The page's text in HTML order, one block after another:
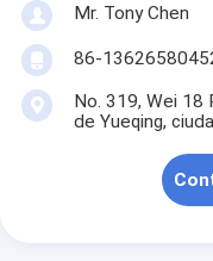
Mr. Tony Chen
86-
No. 319, Wei 18
de Yueqing,